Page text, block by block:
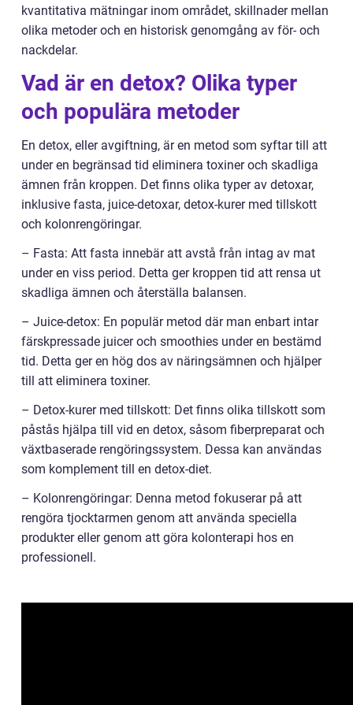
kvantitativa mätningar inom området, skillnader mellan
olika metoder och en historisk genomgång av för- och
nackdelar.
Vad är en detox? Olika typer
och populära metoder
En detox, eller avgiftning, är en metod som syftar till att
under en begränsad tid eliminera toxiner och skadliga
ämnen från kroppen. Det finns olika typer av detoxar,
inklusive fasta, juice-detoxar, detox-kurer med tillskott
och kolonrengöringar.
– Fasta: Att fasta innebär att avstå från intag av mat
under en viss period. Detta ger kroppen tid att rensa ut
skadliga ämnen och återställa balansen.
– Juice-detox: En populär metod där man enbart intar
färskpressade juicer och smoothies under en bestämd
tid. Detta ger en hög dos av näringsämnen och hjälper
till att eliminera toxiner.
– Detox-kurer med tillskott: Det finns olika tillskott som
påstås hjälpa till vid en detox, såsom fiberpreparat och
växtbaserade rengöringssystem. Dessa kan användas
som komplement till en detox-diet.
– Kolonrengöringar: Denna metod fokuserar på att
rengöra tjocktarmen genom att använda speciella
produkter eller genom att göra kolonterapi hos en
professionell.